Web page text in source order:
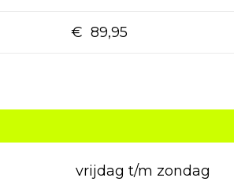
€ 89,95
vrijdag t/m zondag